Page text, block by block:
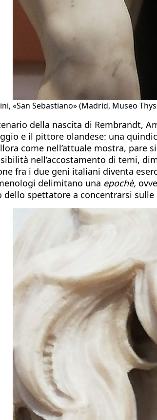
«San Sebastiano» (Madrid, Museo
della nascita di Rembrandt,
e il pittore olandese: una
come nell’attuale mostra, pare
nell’accostamento di temi,
fra i due geni italiani diventa
delimitano una epochè,
dello spettatore a concentrarsi